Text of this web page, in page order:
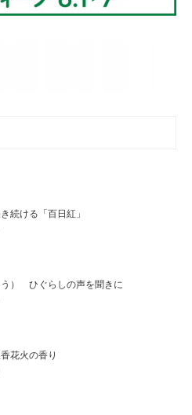
続ける「百日紅」
） ひぐらしの声を聞きに
花火の香り